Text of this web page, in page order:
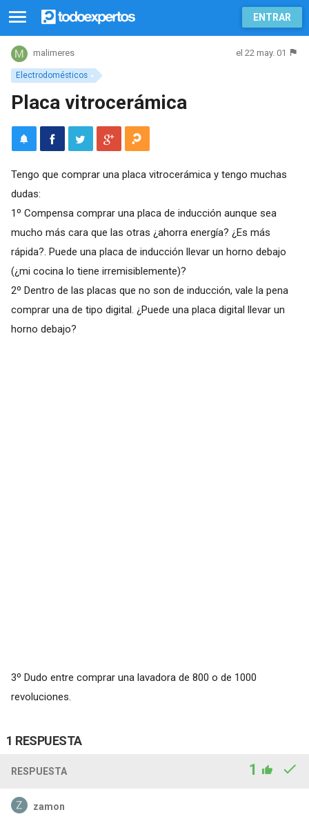
ENTRAR
Electrodomésticos
malimeres el 22 may. 01
Placa vitrocerámica
Tengo que comprar una placa vitrocerámica y tengo muchas
dudas:
1º Compensa comprar una placa de inducción aunque sea
mucho más cara que las otras ¿ahorra energía? ¿Es más
rápida?. Puede una placa de inducción llevar un horno debajo
(¿mi cocina lo tiene irremisiblemente)?
2º Dentro de las placas que no son de inducción, vale la pena
comprar una de tipo digital. ¿Puede una placa digital llevar un
horno debajo?
3º Dudo entre comprar una lavadora de 800 o de 1000
revoluciones.
1 RESPUESTA
RESPUESTA 1
zamon